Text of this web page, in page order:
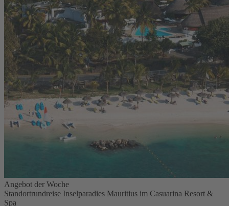
Angebot der Woche
Standortrundreise Inselparadies Mauritius im Casuarina Resort &
Spa